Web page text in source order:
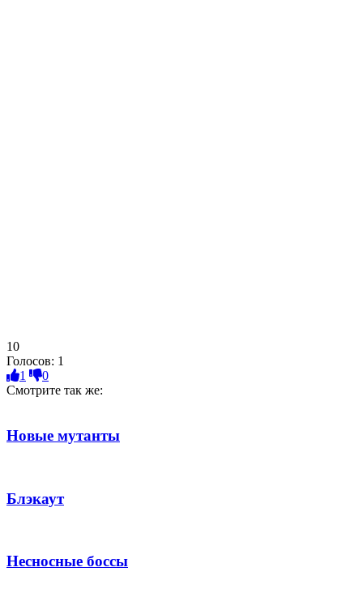
10
Голосов: 1
1
0
Смотрите так же:
Новые мутанты
Блэкаут
Несносные боссы